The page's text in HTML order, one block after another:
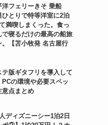
洋フェリーきそ 乗船
ひとりで特等洋室に2泊
満喫しまくった。食っ
で寝るだけの最高の船旅
。【苫小牧発 名古屋行
テ版ギタフリを導入して
PCの環境や必要スペッ
意点まとめ
人ディズニーシー1泊2日